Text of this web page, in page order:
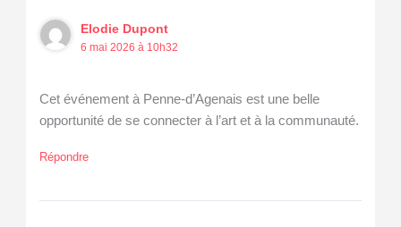
Elodie Dupont
6 mai 2026 à 10h32
Cet événement à Penne-d’Agenais est une belle
opportunité de se connecter à l’art et à la communauté.
Répondre